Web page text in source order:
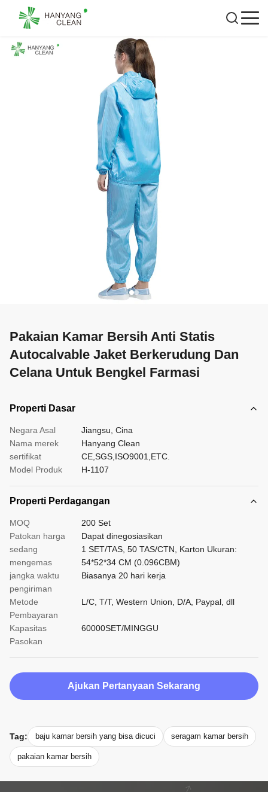
Pakaian Kamar Bersih Anti Statis
Autocalvable Jaket Berkerudung Dan
Celana Untuk Bengkel Farmasi
Properti Dasar
Negara Asal
Jiangsu, Cina
Nama merek
Hanyang Clean
sertifikat
CE,SGS,ISO9001,ETC.
Model Produk
H-1107
Properti Perdagangan
MOQ
200 Set
Patokan harga
Dapat dinegosiasikan
sedang
mengemas
1 SET/TAS, 50 TAS/CTN, Karton Ukuran:
54*52*34 CM (0.096CBM)
jangka waktu
pengiriman
Biasanya 20 hari kerja
Metode
Pembayaran
L/C, T/T, Western Union, D/A, Paypal, dll
Kapasitas
Pasokan
60000SET/MINGGU
Ajukan Pertanyaan Sekarang
Tag: baju kamar bersih yang bisa dicuci seragam kamar bersih
pakaian kamar bersih